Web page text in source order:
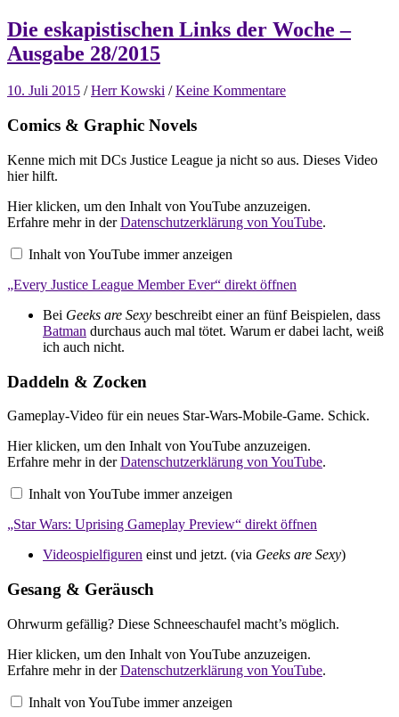
Die eskapistischen Links der Woche –
Ausgabe 28/2015
10. Juli 2015 /Herr Kowski /Keine Kommentare
Comics & Graphic Novels
Kenne mich mit DCs Justice League ja nicht so aus. Dieses Video
hier hilft.
„Every
Justice
League
Ever“
YouTube
Hier klicken, um den Inhalt von YouTube anzuzeigen.
Erfahre mehr in derDatenschutzerklärung von YouTube.
Inhalt von YouTube immer anzeigen
„Every Justice League Member Ever“ direkt öffnen
Bei Geeks are Sexy beschreibt einer an fünf Beispielen, dass
Batman durchaus auch mal tötet. Warum er dabei lacht, weiß
ich auch nicht.
Daddeln & Zocken
Gameplay-Video für ein neues Star-Wars-Mobile-Game. Schick.
„Star
Wars:
Uprising
Gameplay
Preview“
YouTube
Hier klicken, um den Inhalt von YouTube anzuzeigen.
Erfahre mehr in derDatenschutzerklärung von YouTube.
Inhalt von YouTube immer anzeigen
„Star Wars: Uprising Gameplay Preview“ direkt öffnen
Videospielfiguren einst und jetzt. (via Geeks are Sexy)
Gesang & Geräusch
Ohrwurm gefällig? Diese Schneeschaufel macht’s möglich.
„Smells
Like
Teen
Coub“
Hier klicken, um den Inhalt von YouTube anzuzeigen.
Erfahre mehr in derDatenschutzerklärung von YouTube.
Inhalt von YouTube immer anzeigen